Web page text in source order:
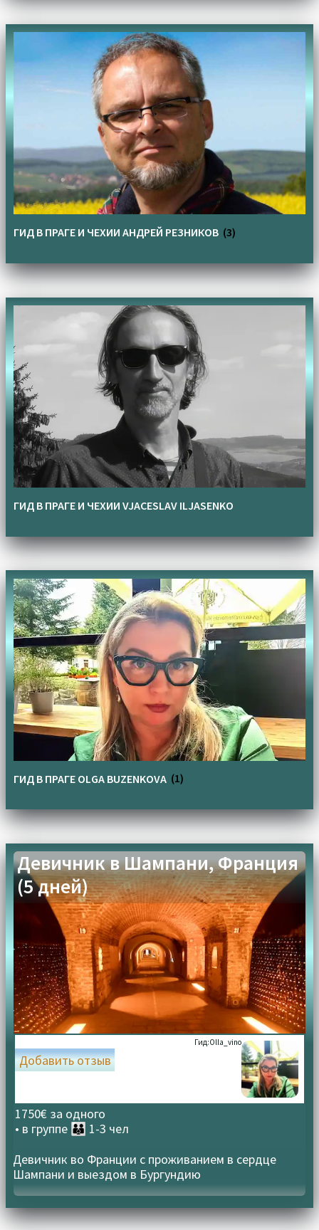
ГИД В ПРАГЕ И ЧЕХИИ АНДРЕЙ РЕЗНИКОВ (3)
ГИД В ПРАГЕ И ЧЕХИИ VJACESLAV ILJASENKO
ГИД В ПРАГЕ OLGA BUZENKOVA (1)
Девичник в Шампани, Франция
(5 дней)
Гид:Olla_vino
1750€ за одного
• в группе 👪 1-3 чел
Добавить отзыв
Девичник во Франции с проживанием в сердце
Шампани и выездом в Бургундию